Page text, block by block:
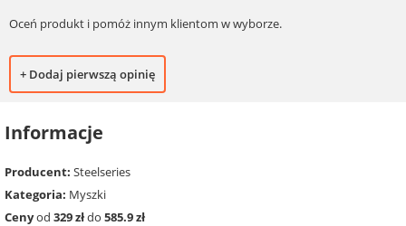
Oceń produkt i pomóż innym klientom w wyborze.
+ Dodaj pierwszą opinię
Informacje
Producent: Steelseries
Kategoria: Myszki
Cenyod 329 złdo 585.9 zł